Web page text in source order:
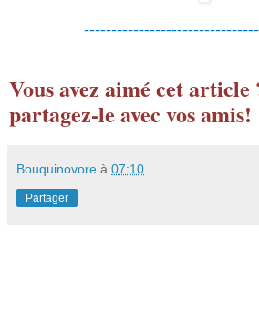
Vous avez aimé cet
partagez-le avec vos amis!
Bouquinovore à 07:10
Partager